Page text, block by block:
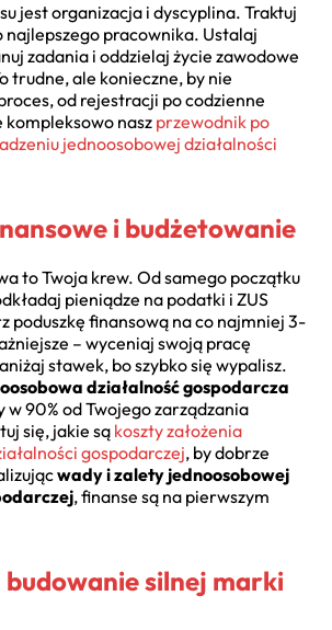
jest organizacja i dyscyplina. Traktuj
najlepszego pracownika. Ustalaj
zadania i oddzielaj życie zawodowe
trudne, ale konieczne, by nie
od rejestracji po codzienne
kompleksowo nasz przewodnik po
jednoosobowej działalności
i budżetowanie
to Twoja krew. Od samego początku
pieniądze na podatki i ZUS
poduszkę finansową na co najmniej 3-
– wyceniaj swoją pracę
stawek, bo szybko się wypalisz.
działalność gospodarcza
w 90% od Twojego zarządzania
się, jakie sąkoszty założenia
gospodarczej, by dobrze
wady i zalety jednoosobowej
, finanse są na pierwszym
silnej marki